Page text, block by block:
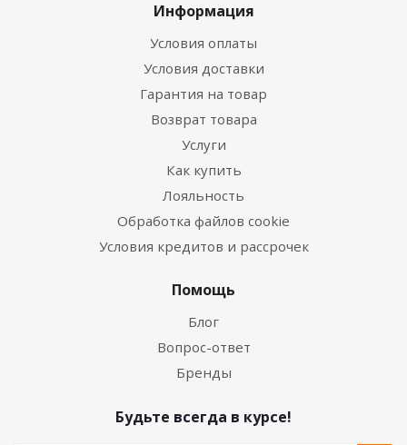
Информация
Условия оплаты
Условия доставки
Гарантия на товар
Возврат товара
Услуги
Как купить
Лояльность
Обработка файлов cookie
Условия кредитов и рассрочек
Помощь
Блог
Вопрос-ответ
Бренды
Будьте всегда в курсе!